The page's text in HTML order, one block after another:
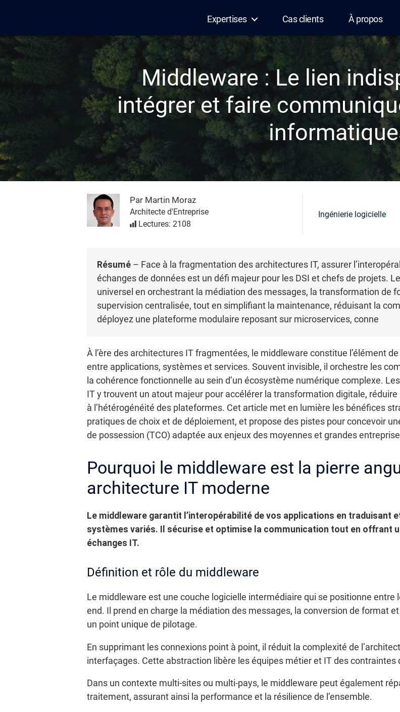
Expertises Cas clients À propos
Middleware : Le lien
intégrer et faire
Par Martin Moraz
Architecte d'Entreprise
Lectures: 2108
Ingénierie logicielle
Résumé – Face à la fragmentation des architectures IT, assurer
échanges de données est un défi majeur pour les DSI et chefs de projets.
universel en orchestrant la médiation des messages, la transformation de
supervision centralisée, tout en simplifiant la maintenance, réduisant la
déployez une plateforme modulaire reposant sur microservices, conne
À l’ère des architectures IT fragmentées, le middleware constitue l’élément
entre applications, systèmes et services. Souvent invisible, il orchestre les
la cohérence fonctionnelle au sein d’un écosystème numérique complexe.
IT y trouvent un atout majeur pour accélérer la transformation digitale,
à l’hétérogénéité des plateformes. Cet article met en lumière les bénéfices
pratiques de choix et de déploiement, et propose des pistes pour concevoir
de possession (TCO) adaptée aux enjeux des moyennes et grandes
Pourquoi le middleware est la pierre
architecture IT moderne
Le middleware garantit l’interopérabilité de vos applications en traduisant
systèmes variés. Il sécurise et optimise la communication tout en offrant
échanges IT.
Définition et rôle du middleware
Le middleware est une couche logicielle intermédiaire qui se positionne
end. Il prend en charge la médiation des messages, la conversion de format
un point unique de pilotage.
En supprimant les connexions point à point, il réduit la complexité de
interfaçages. Cette abstraction libère les équipes métier et IT des contraintes
Dans un contexte multi-sites ou multi-pays, le middleware peut également
traitement, assurant ainsi la performance et la résilience de l’ensemble.